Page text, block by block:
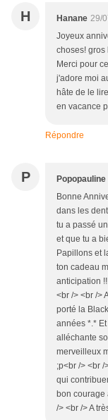
H Hanane 29/
Joyeux
choses! gros
Merci pour
j'adore moi
hâte de le
en vacance
Répondre
P Popopauline
Bonne
dans les
tu a passé
et que tu a
Papillons et
ton cadeau
anticipation
<br /> <br />
porté la
années *.*
alléchante
merveilleux
;p<br /> <br
qui
bon courage
/> <br /> A